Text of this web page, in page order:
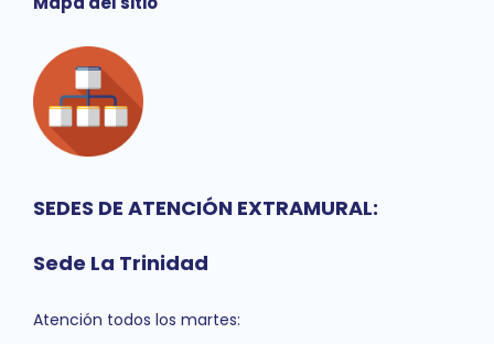
SEDES DE ATENCIÓN EXTRAMURAL:
Sede La Trinidad
Atención todos los martes: